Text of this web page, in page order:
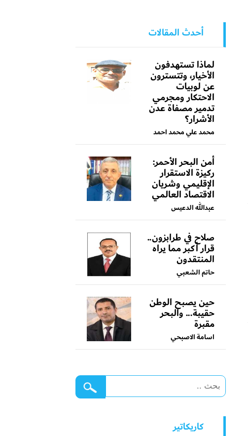
أحدث المقالات
لماذا تستهدفون
الأخيار، وتتسترون
عن لوبيات
الاحتكار ومجرمي
تدمير مصفاة عدن
الأشرار؟
محمد علي محمد احمد
أمن البحر الأحمر:
ركيزة الاستقرار
الإقليمي وشريان
الاقتصاد العالمي
عبدالله الدعيس
صلاح في طرابزون..
قرار أكبر مما يراه
المنتقدون
حاتم الشعبي
حين يصبح الوطن
حقيبة... والبحر
مقبرة
اسامة الاصبحي
كاريكاتير